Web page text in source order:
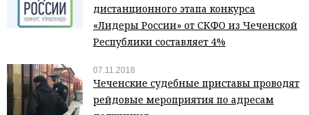
дистанционного этапа конкурса
«Лидеры России» от СКФО из Чеченской
Республики составляет 4%
07.11.2018
Чеченские судебные приставы проводят
рейдовые мероприятия по адресам